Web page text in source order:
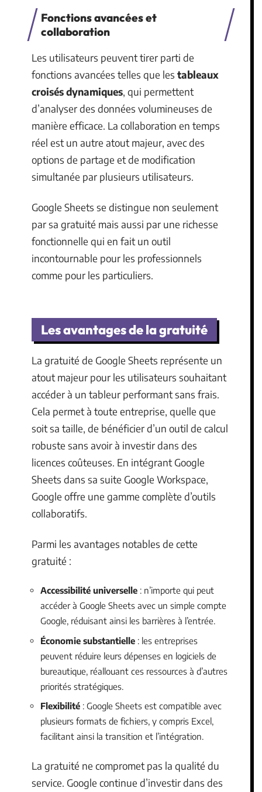
Fonctions avancées et
collaboration
Les utilisateurs peuvent tirer parti de
fonctions avancées telles que les tableaux
croisés dynamiques, qui permettent
d’analyser des données volumineuses de
manière efficace. La collaboration en temps
réel est un autre atout majeur, avec des
options de partage et de modification
simultanée par plusieurs utilisateurs.
Google Sheets se distingue non seulement
par sa gratuité mais aussi par une richesse
fonctionnelle qui en fait un outil
incontournable pour les professionnels
comme pour les particuliers.
Les avantages de la gratuité
La gratuité de Google Sheets représente un
atout majeur pour les utilisateurs souhaitant
accéder à un tableur performant sans frais.
Cela permet à toute entreprise, quelle que
soit sa taille, de bénéficier d’un outil de calcul
robuste sans avoir à investir dans des
licences coûteuses. En intégrant Google
Sheets dans sa suite Google Workspace,
Google offre une gamme complète d’outils
collaboratifs.
Parmi les avantages notables de cette
gratuité :
Accessibilité universelle : n’importe qui peut
accéder à Google Sheets avec un simple compte
Google, réduisant ainsi les barrières à l’entrée.
Économie substantielle : les entreprises
peuvent réduire leurs dépenses en logiciels de
bureautique, réallouant ces ressources à d’autres
priorités stratégiques.
Flexibilité : Google Sheets est compatible avec
plusieurs formats de fichiers, y compris Excel,
facilitant ainsi la transition et l’intégration.
La gratuité ne compromet pas la qualité du
service. Google continue d’investir dans des